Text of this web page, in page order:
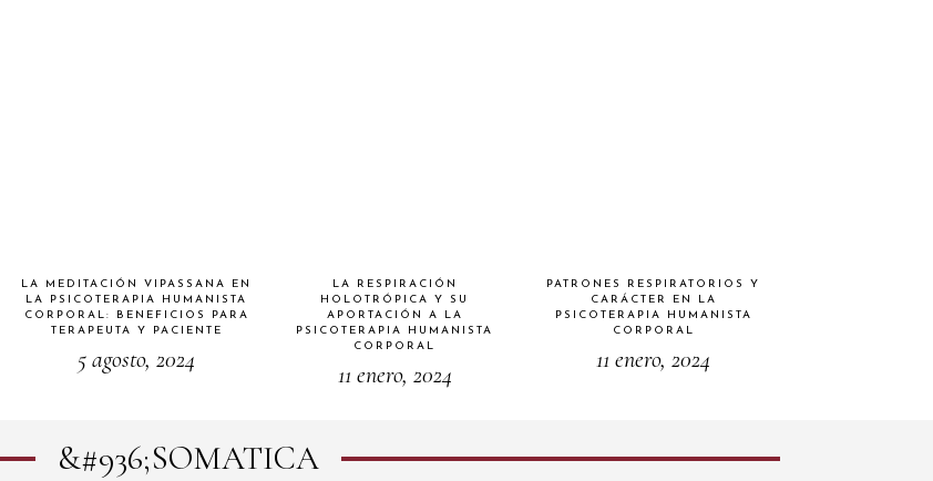
LA MEDITACIÓN VIPASSANA EN
LA PSICOTERAPIA HUMANISTA
CORPORAL: BENEFICIOS PARA
TERAPEUTA Y PACIENTE
5 agosto, 2024
LA RESPIRACIÓN
HOLOTRÓPICA Y SU
APORTACIÓN A LA
PSICOTERAPIA HUMANISTA
CORPORAL
11 enero, 2024
PATRONES RESPIRATORIOS Y
CARÁCTER EN LA
PSICOTERAPIA HUMANISTA
CORPORAL
11 enero, 2024
&#936;SOMATICA